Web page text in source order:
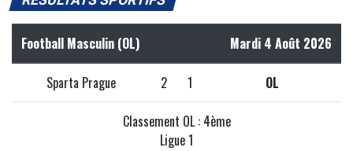
Football Masculin (OL) Mardi 4 Août 2026
Sparta Prague 2 1 OL
Classement OL : 4ème
Ligue 1